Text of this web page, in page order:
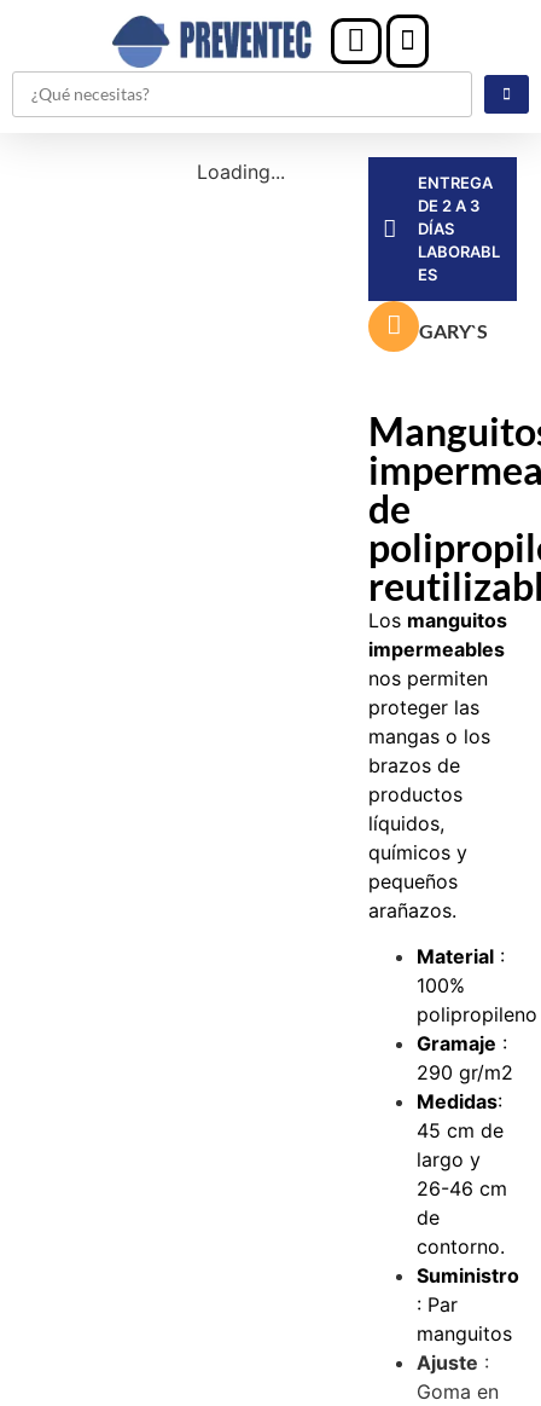
Loading...
ENTREGA
DE 2 A 3
DÍAS
LABORABL
ES
GARY`S
de
Los manguitos
impermeables
nos permiten
proteger las
mangas o los
brazos de
productos
líquidos,
químicos y
pequeños
arañazos.
Material :
100%
polipropileno
Gramaje :
290 gr/m2
Medidas:
45 cm de
largo y
26-46 cm
de
contorno.
Suministro
: Par
manguitos
Ajuste :
Goma en